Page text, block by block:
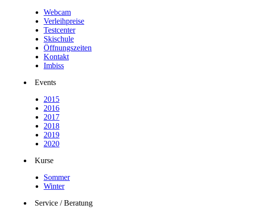
Webcam
Verleihpreise
Testcenter
Skischule
Öffnungszeiten
Kontakt
Imbiss
Events
2015
2016
2017
2018
2019
2020
Kurse
Sommer
Winter
Service / Beratung